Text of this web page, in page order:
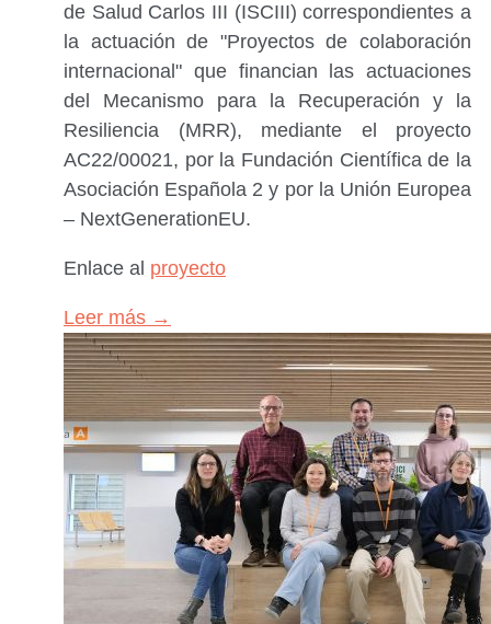
de Salud Carlos III (ISCIII) correspondientes a
la actuación de "Proyectos de colaboración
internacional" que financian las actuaciones
del Mecanismo para la Recuperación y la
Resiliencia (MRR), mediante el proyecto
AC22/00021, por la Fundación Científica de la
Asociación Española 2 y por la Unión Europea
– NextGenerationEU.
Enlace al proyecto
Leer más →